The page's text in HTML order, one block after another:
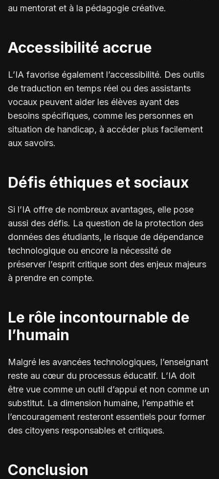
au mentorat et à la pédagogie créative.
Accessibilité accrue
L’IA favorise également l’accessibilité. Des outils
de traduction en temps réel ou des assistants
vocaux peuvent aider les élèves ayant des
besoins spécifiques, comme les personnes en
situation de handicap, à accéder plus facilement
aux savoirs.
Défis éthiques et sociaux
Si l’IA offre de nombreux avantages, elle pose
aussi des défis. La question de la protection des
données des étudiants, le risque de dépendance
technologique ou encore la nécessité de
préserver l’esprit critique sont des enjeux majeurs
à prendre en compte.
Le rôle incontournable de
l’humain
Malgré les avancées technologiques, l’enseignant
reste au cœur du processus éducatif. L’IA doit
être vue comme un outil d’appui et non comme un
substitut. La dimension humaine, l’empathie et
l’encouragement resteront essentiels pour former
des citoyens responsables et critiques.
Conclusion